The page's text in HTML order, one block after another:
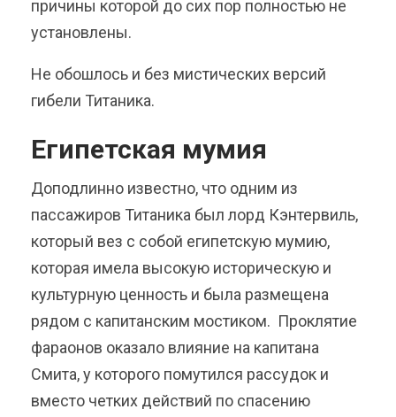
причины которой до сих пор полностью не
установлены.
Не обошлось и без мистических версий
гибели Титаника.
Египетская мумия
Доподлинно известно, что одним из
пассажиров Титаника был лорд Кэнтервиль,
который вез с собой египетскую мумию,
которая имела высокую историческую и
культурную ценность и была размещена
рядом с капитанским мостиком. Проклятие
фараонов оказало влияние на капитана
Смита, у которого помутился рассудок и
вместо четких действий по спасению